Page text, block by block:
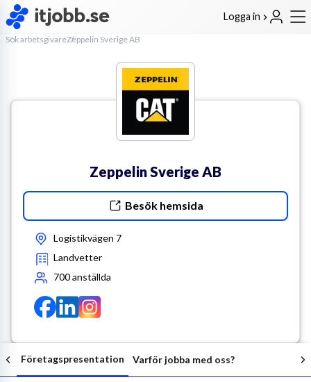
Logga in
Sök arbetsgivareZeppelin Sverige AB
Zeppelin Sverige AB
Besök hemsida
Logistikvägen 7
Landvetter
700anställda
Företagspresentation Varför jobba med oss?